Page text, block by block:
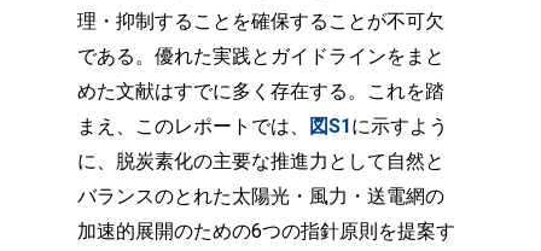
理・抑制することを確保することが不可欠
である。優れた実践とガイドラインをまと
めた文献はすでに多く存在する。これを踏
まえ、このレポートでは、
図S1 に示すよう
に、脱炭素化の主要な推進力として自然と
バランスのとれた太陽光・風力・送電網の
加速的展開のための6つの指針原則を提案す